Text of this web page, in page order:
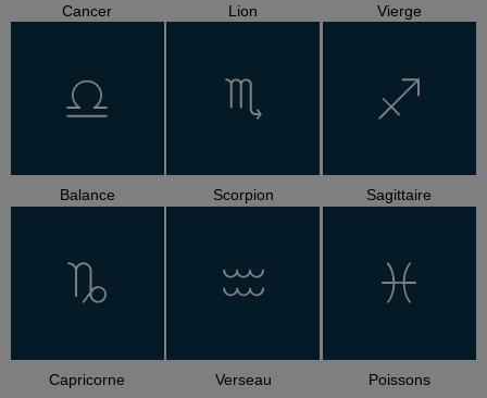
Cancer Lion Vierge
Balance Scorpion Sagittaire
Capricorne Verseau Poissons